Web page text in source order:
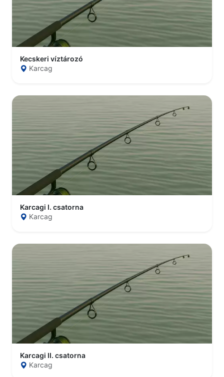
Kecskeri víztározó
Karcag
Karcagi I. csatorna
Karcag
Karcagi II. csatorna
Karcag